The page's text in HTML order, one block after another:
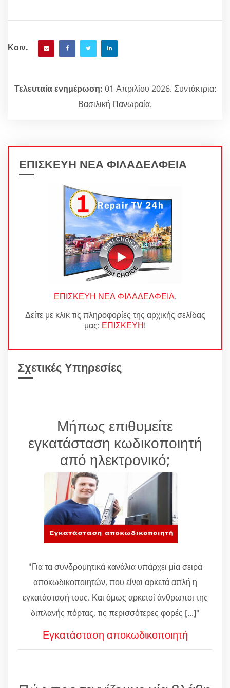
Κοιν.
Τελευταία ενημέρωση: 01 Απριλίου 2026. Συντάκτρια:
Βασιλική Πανωραία.
ΕΠΙΣΚΕΥΗ ΝΕΑ ΦΙΛΑΔΕΛΦΕΙΑ
ΕΠΙΣΚΕΥΗ ΝΕΑ ΦΙΛΑΔΕΛΦΕΙΑ.
Δείτε με κλικ τις πληροφορίες της αρχικής σελίδας
μας: ΕΠΙΣΚΕΥΗ!
Σχετικές Υπηρεσίες
Μήπως επιθυμείτε
εγκατάσταση κωδικοποιητή
από ηλεκτρονικό;
"Για τα συνδρομητικά κανάλια υπάρχει μία σειρά
αποκωδικοποιητών, που είναι αρκετά απλή η
εγκατάστασή τους. Και όμως αρκετοί άνθρωποι της
διπλανής πόρτας, τις περισσότερες φορές [...]"
Εγκατάσταση αποκωδικοποιητή